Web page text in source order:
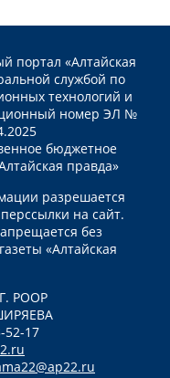
портал «Алтайская
службой по
технологий и
номер ЭЛ №
бюджетное
правда»
разрешается
на сайт.
без
«Алтайская
РООР
52-17